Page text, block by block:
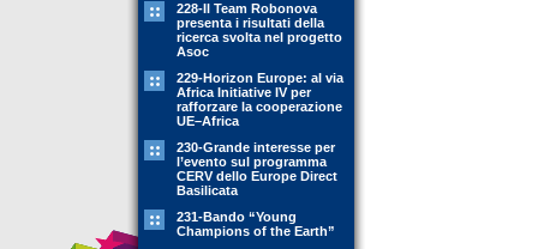
228-Il Team Robonova
presenta i risultati della
ricerca svolta nel progetto
Asoc
229-Horizon Europe: al via
Africa Initiative IV per
rafforzare la cooperazione
UE–Africa
230-Grande interesse per
l’evento sul programma
CERV dello Europe Direct
Basilicata
231-Bando “Young
Champions of the Earth”